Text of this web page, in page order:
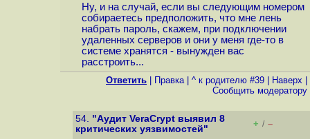
Ну, и на случай, если вы следующим номером
собираетесь предположить, что мне лень
набрать пароль, скажем, при подключении
удаленных серверов и они у меня где-то в
системе хранятся - вынужден вас
расстроить...
Ответить Правка| ^ к родителю #39 Наверх
Cообщить модератору
54. "Аудит VeraCrypt выявил 8
критических уязвимостей"
+ / –